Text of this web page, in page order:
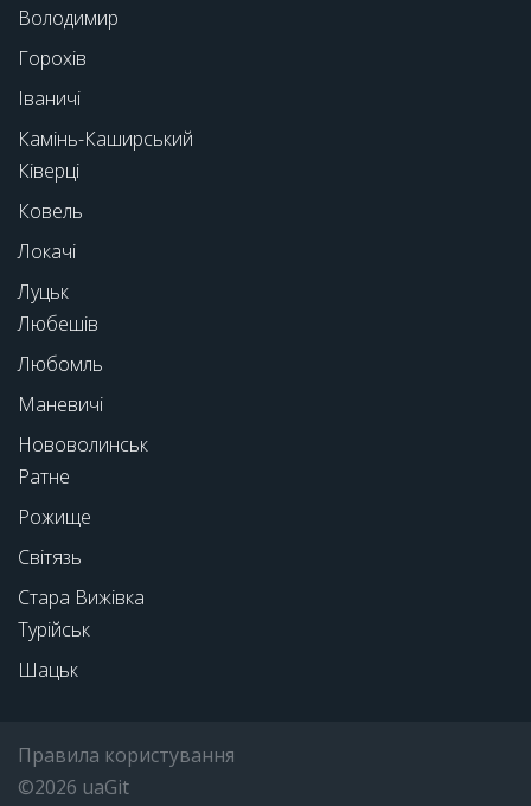
Володимир
Горохів
Іваничі
Камінь-Каширський
Ківерці
Ковель
Локачі
Луцьк
Любешів
Любомль
Маневичі
Нововолинськ
Ратне
Рожище
Світязь
Стара Вижівка
Турійськ
Шацьк
Правила користування
©2026 uaGit